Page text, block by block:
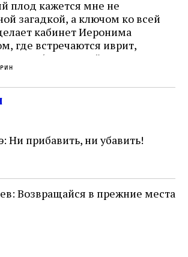
плод кажется мне не
загадкой, а ключом ко всей
кабинет Иеронима
где встречаются иврит,
буквальный смысл и
филологическая
переводчик,
необходимости исправления, и
исправление как
переводчиков,
Перед нами человек,
которого вызвало возмущение
и стало частью многовекового
принадлежит последнее
Библии
Ни прибавить, ни убавить!
Возвращайся в прежние места